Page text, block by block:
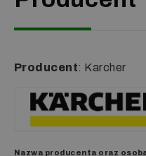
Producent: Karcher
Nazwa producenta oraz o